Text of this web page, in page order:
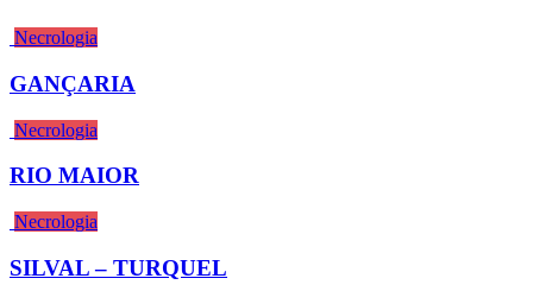
Necrologia
GANÇARIA
Necrologia
RIO MAIOR
Necrologia
SILVAL – TURQUEL